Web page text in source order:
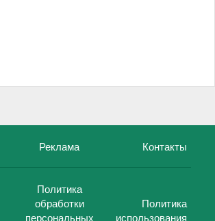
Реклама Контакты
Политика
обработки
персональных
Политика
использования